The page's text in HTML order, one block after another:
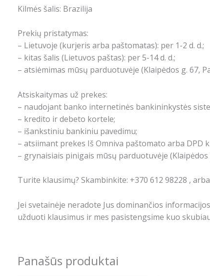
Kilmės šalis: Brazilija
Prekių pristatymas:
– Lietuvoje (kurjeris arba paštomatas): per 1-2 d. d.;
– kitas šalis (Lietuvos paštas): per 5-14 d. d.;
– atsiėmimas mūsų parduotuvėje (Klaipėdos g. 67,
Atsiskaitymas už prekes:
– naudojant banko internetinės bankininkystės
– kredito ir debeto kortele;
– išankstiniu bankiniu pavedimu;
– atsiimant prekes Iš Omniva paštomato arba DPD
– grynaisiais pinigais mūsų parduotuvėje (Klaipėdos
Turite klausimų? Skambinkite: +370 612 98228 ,
Jei svetainėje neradote Jus dominančios
užduoti klausimus ir mes pasistengsime kuo
Panašūs produktai